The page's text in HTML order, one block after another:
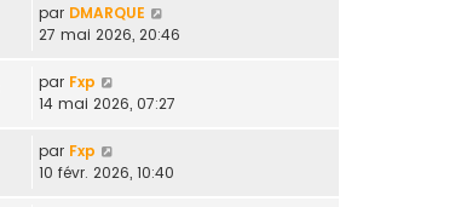
par DMARQUE
27 mai 2026, 20:46
par Fxp
14 mai 2026, 07:27
par Fxp
10 févr. 2026, 10:40